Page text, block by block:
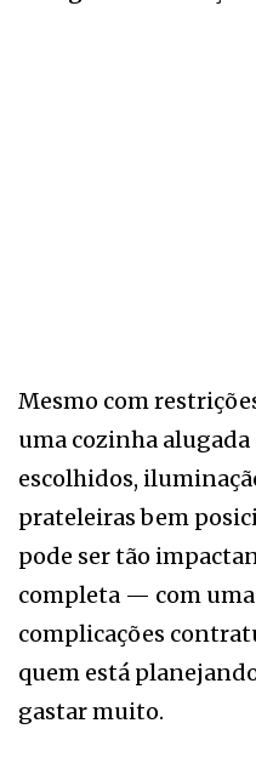
Mesmo com
uma cozinha
escolhidos,
prateleiras bem
pode ser tão
completa — com uma
complicações
quem está
gastar muito.